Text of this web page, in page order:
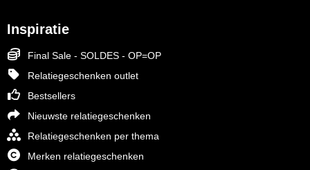
Inspiratie
Final Sale - SOLDES - OP=OP
Relatiegeschenken outlet
Bestsellers
Nieuwste relatiegeschenken
Relatiegeschenken per thema
Merken relatiegeschenken